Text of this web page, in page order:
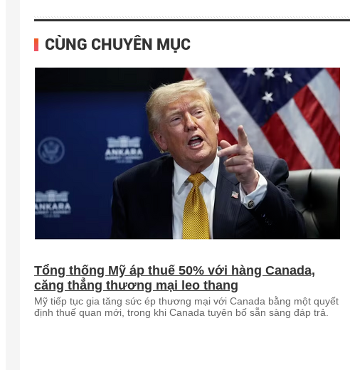
CÙNG CHUYÊN MỤC
Tổng thống Mỹ áp thuế 50% với hàng Canada,
căng thẳng thương mại leo thang
Mỹ tiếp tục gia tăng sức ép thương mại với Canada bằng một quyết
định thuế quan mới, trong khi Canada tuyên bố sẵn sàng đáp trả.